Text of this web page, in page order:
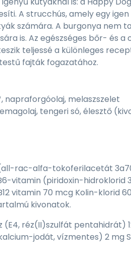
A strucchús, amely egy
számára. A burgonya nem
is. Az egészséges bőr- és a
teljessé a különleges
fajták fogazatához.
napraforgóolaj, melaszszelet
tengeri só, élesztő
(all-rac-alfa-tokoferilacetát
vitamin (piridoxin-hidroklorid
vitamin 70 mcg Kolin-klorid
kivonatok.
réz(II)szulfát pentahidrát)
jodát, vízmentes) 2 mg